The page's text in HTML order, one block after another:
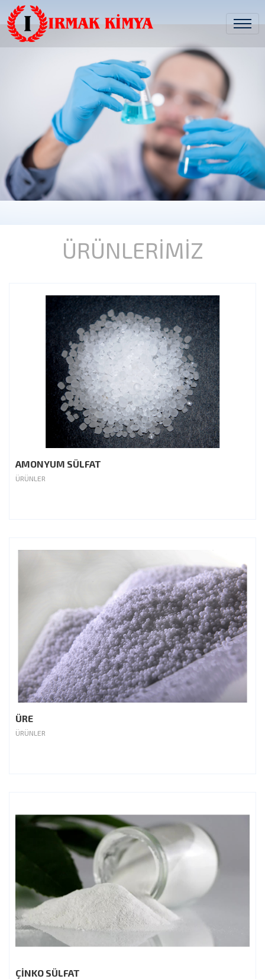
ÜRÜNLERİMİZ
AMONYUM SÜLFAT
ÜRÜNLER
ÜRE
ÜRÜNLER
ÇİNKO SÜLFAT